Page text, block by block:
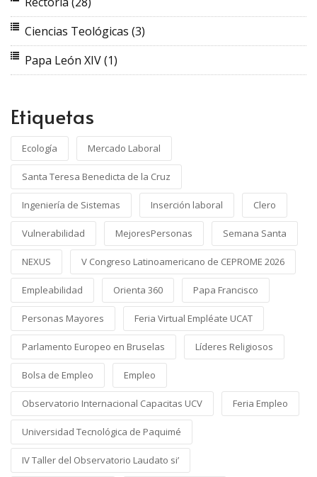
Ciencias Teológicas (3)
Papa León XIV(1)
Etiquetas
Ecología Mercado Laboral
Santa Teresa Benedicta de la Cruz
Ingeniería de Sistemas Inserción laboral Clero
Vulnerabilidad MejoresPersonas Semana Santa
NEXUS V Congreso Latinoamericano de CEPROME 2026
Empleabilidad Orienta 360 Papa Francisco
Personas Mayores Feria Virtual Empléate UCAT
Parlamento Europeo en Bruselas Líderes Religiosos
Bolsa de Empleo Empleo
Observatorio Internacional Capacitas UCV Feria Empleo
Universidad Tecnológica de Paquimé
IV Taller del Observatorio Laudato si’